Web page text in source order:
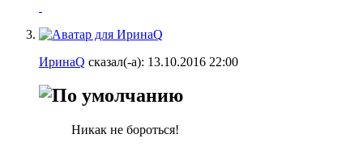
ИринаQ сказал(-а): 13.10.2016 22:00
Никак не бороться!